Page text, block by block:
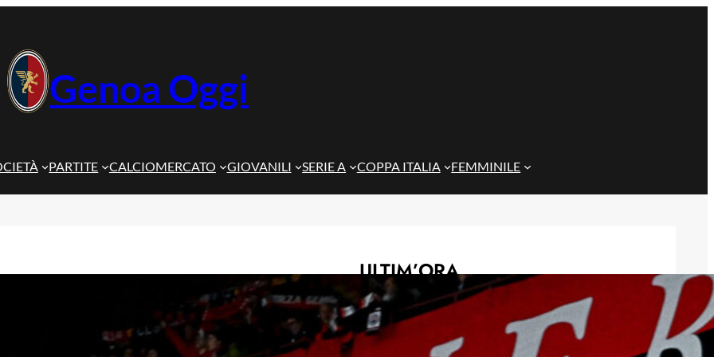
Genoa Oggi
PARTITE CALCIOMERCATO GIOVANILI SERIE A COPPA ITALIA FEMMINILE
ULTIM’ORA
Genoa Women, buona la prima:
Cafferata decide il test contro il